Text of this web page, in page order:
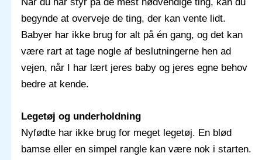
begynde at overveje de ting, der kan vente lidt.
Babyer har ikke brug for alt på én gang, og det kan
være rart at tage nogle af beslutningerne hen ad
vejen, når I har lært jeres baby og jeres egne behov
bedre at kende.
Legetøj og underholdning
Nyfødte har ikke brug for meget legetøj. En blød
bamse eller en simpel rangle kan være nok i starten.